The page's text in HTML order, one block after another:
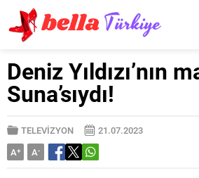
Deniz Yıldızı’nın
Suna’sıydı!
TELEVİZYON
21.07.2023
A+ A-